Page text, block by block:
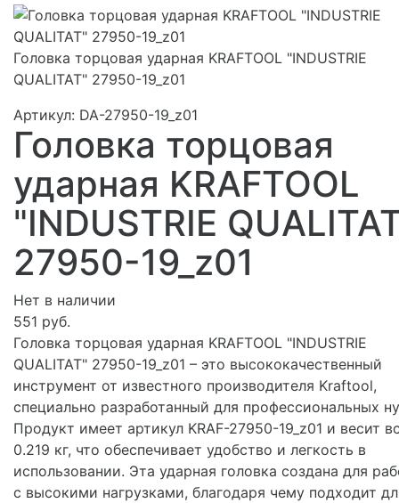
Головка торцовая ударная KRAFTOOL "INDUSTRIE
QUALITAT" 27950-19_z01
Артикул: DA-27950-19_z01
Головка торцовая
ударная KRAFTOOL
"INDUSTRIE
27950-19_z01
Нет в наличии
551 руб.
Головка торцовая ударная KRAFTOOL "INDUSTRIE
QUALITAT" 27950-19_z01 – это высококачественный
инструмент от известного производителя Kraftool,
специально разработанный для профессиональных
Продукт имеет артикул KRAF-27950-19_z01 и весит
0.219 кг, что обеспечивает удобство и легкость в
использовании. Эта ударная головка создана для
с высокими нагрузками, благодаря чему подходит